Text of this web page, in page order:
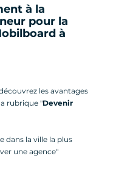
à la
pour la
à
les avantages
rubrique "Devenir
dans la ville la plus
une agence"